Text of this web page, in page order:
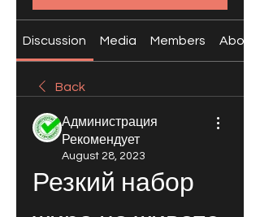
Discussion Media Members About
Back
Администрация
Рекомендует
August 28, 2023
Резкий набор